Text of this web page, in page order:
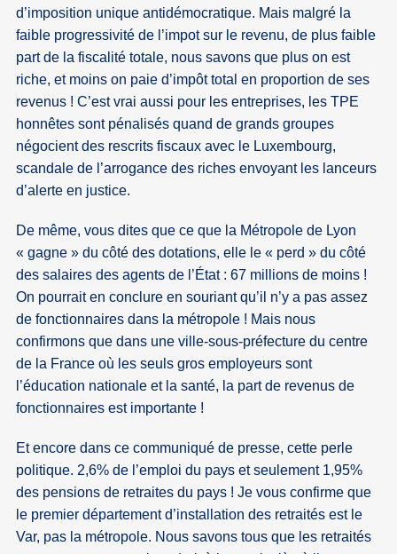
d’imposition unique antidémocratique. Mais malgré la
faible progressivité de l’impot sur le revenu, de plus faible
part de la fiscalité totale, nous savons que plus on est
riche, et moins on paie d’impôt total en proportion de ses
revenus ! C’est vrai aussi pour les entreprises, les TPE
honnêtes sont pénalisés quand de grands groupes
négocient des rescrits fiscaux avec le Luxembourg,
scandale de l’arrogance des riches envoyant les lanceurs
d’alerte en justice.
De même, vous dites que ce que la Métropole de Lyon
« gagne » du côté des dotations, elle le « perd » du côté
des salaires des agents de l’État : 67 millions de moins !
On pourrait en conclure en souriant qu’il n’y a pas assez
de fonctionnaires dans la métropole ! Mais nous
confirmons que dans une ville-sous-préfecture du centre
de la France où les seuls gros employeurs sont
l’éducation nationale et la santé, la part de revenus de
fonctionnaires est importante !
Et encore dans ce communiqué de presse, cette perle
politique. 2,6% de l’emploi du pays et seulement 1,95%
des pensions de retraites du pays ! Je vous confirme que
le premier département d’installation des retraités est le
Var, pas la métropole. Nous savons tous que les retraités